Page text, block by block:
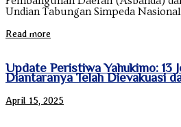
Undian Tabungan Simpeda Nasional
Read more
Update Peristiwa Yahukimo: 13
Diantaranya Telah Dievakuasi
April 15, 2025